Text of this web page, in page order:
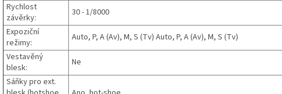
Rychlost
závěrky:
30 - 1/8000
Expoziční
režimy:
‎Auto, P, A (Av), M, S (Tv) Auto, P, A (Av), M, S (Tv)
Vestavěný
blesk:
Ne
Sáňky pro ext.